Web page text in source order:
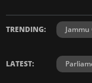
TRENDING: Jammu
LATEST: